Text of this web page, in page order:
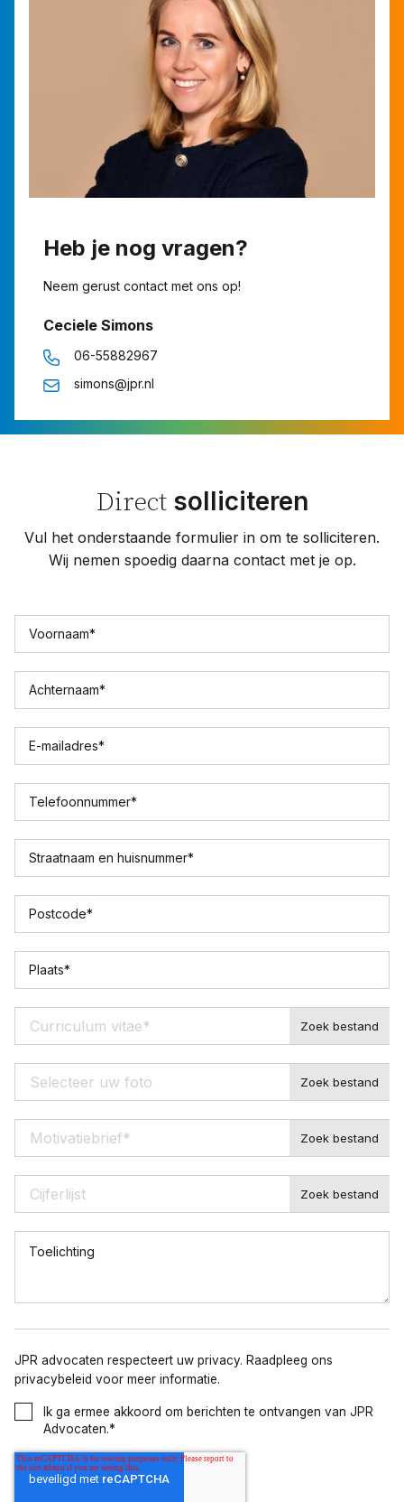
Heb je nog vragen?
Neem gerust contact met ons op!
Ceciele Simons
06-55882967
simons@jpr.nl
Direct solliciteren
Vul het onderstaande formulier in om te solliciteren.
Wij nemen spoedig daarna contact met je op.
Voornaam*
Achternaam*
E-mailadres*
Telefoonnummer*
Straatnaam en huisnummer*
Postcode*
Plaats*
Curriculum vitae*
Selecteer uw foto
Motivatiebrief*
Cijferlijst
Toelichting
JPR advocaten respecteert uw privacy. Raadpleeg ons
privacybeleid voor meer informatie.
Ik ga ermee akkoord om berichten te ontvangen van JPR
Advocaten.*